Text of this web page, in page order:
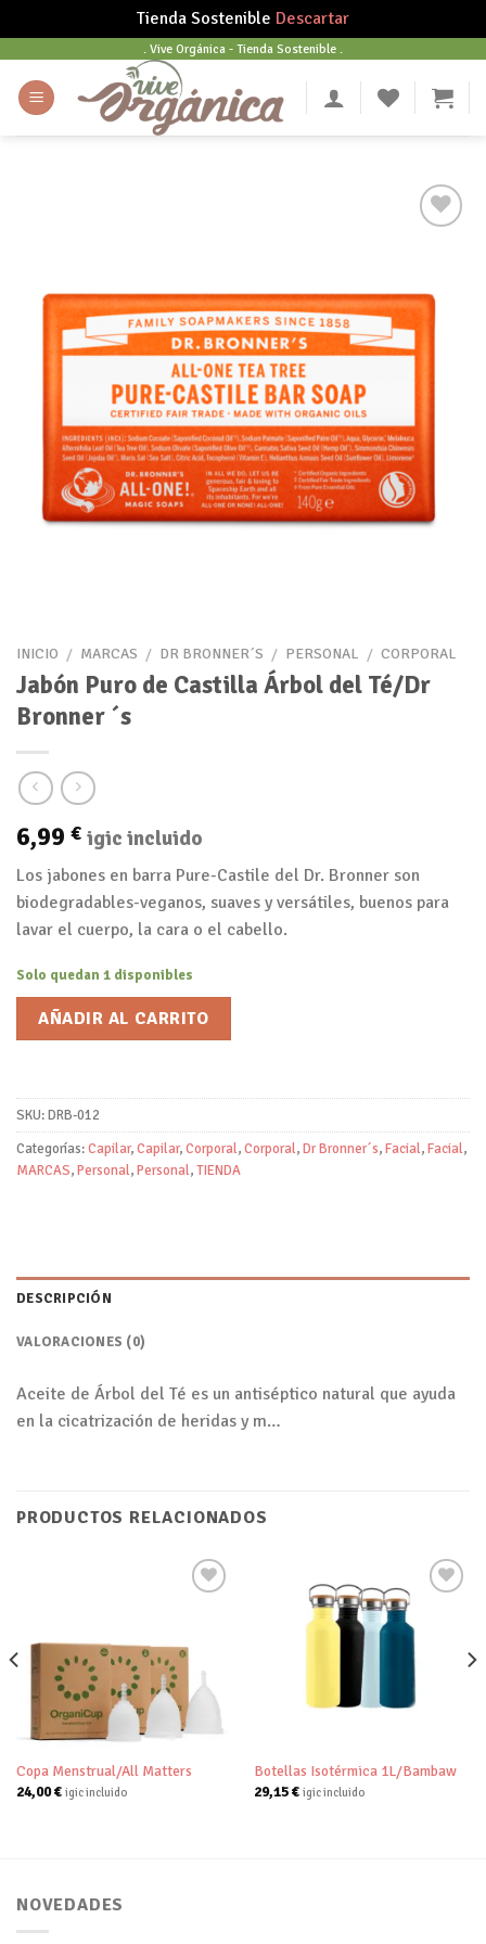
Tienda Sostenible Descartar
content
. Vive Orgánica - Tienda Sostenible .
a tu
lista
INICIO / MARCAS / DR BRONNER´S / PERSONAL / CORPORAL
Jabón Puro de Castilla Árbol del Té/Dr
Bronner ´s
6,99 € igic incluido
Los jabones en barra Pure-Castile del Dr. Bronner son
biodegradables-veganos, suaves y versátiles, buenos para
lavar el cuerpo, la cara o el cabello.
Solo quedan 1 disponibles
AÑADIR AL CARRITO
SKU:DRB-012
Categorías:Capilar,Capilar,Corporal,Corporal,Dr Bronner´s,Facial,Facial,
MARCAS,Personal,Personal,TIENDA
DESCRIPCIÓN
VALORACIONES (0)
Aceite de Árbol del Té es un antiséptico natural que ayuda
en la cicatrización de heridas y m…
PRODUCTOS RELACIONADOS
Añadir
lista de
deseos
Copa Menstrual/All Matters
24,00€ igic incluido
Botellas Isotérmica 1L/Bambaw
29,15€ igic incluido
NOVEDADES